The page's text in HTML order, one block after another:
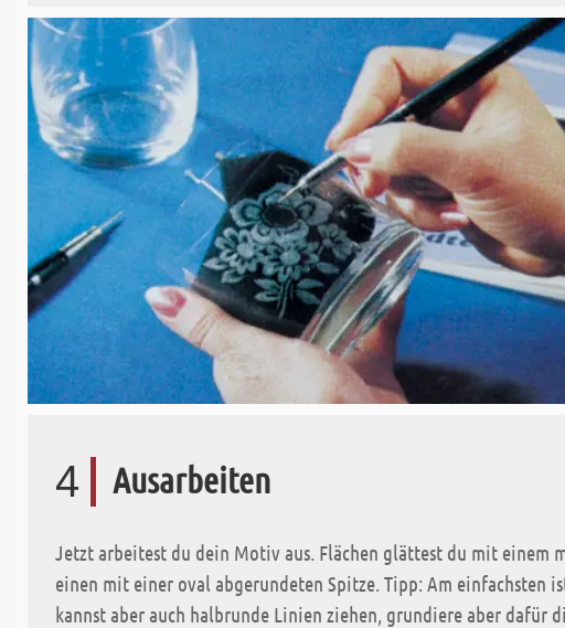
4 Ausarbeiten
Jetzt arbeitest du dein Motiv aus. Flächen glättest du mit
einen mit einer oval abgerundeten Spitze. Tipp: Am einfachsten
kannst aber auch halbrunde Linien ziehen, grundiere aber dafür